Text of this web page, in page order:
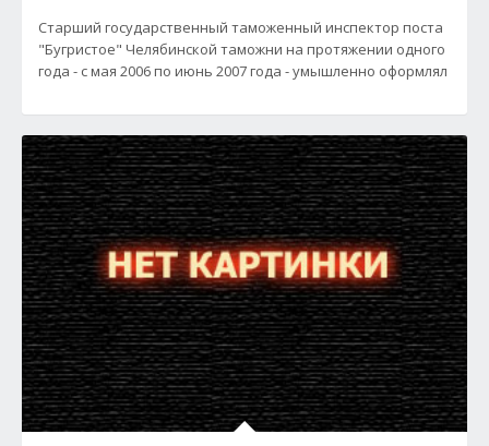
Старший государственный таможенный инспектор поста
"Бугристое" Челябинской таможни на протяжении одного
года - с мая 2006 по июнь 2007 года - умышленно оформлял